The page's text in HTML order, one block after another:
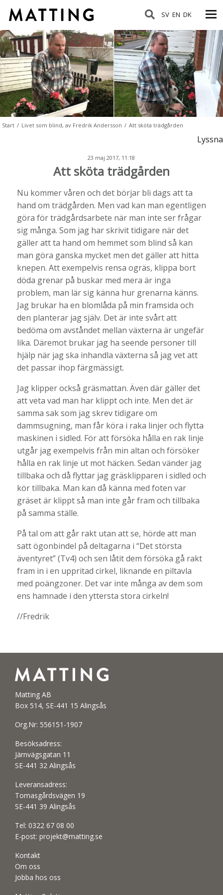
SV EN DK
Start / Livet som blind, av Fredrik Andersson / Att sköta trädgården
Lyssna
23 maj 2017, 11:18
Att sköta trädgården
Nu kommer våren och det börjar bli dags att ta
hand om trädgården. Men vad kan man egentligen
göra för trädgårdsarbete när man inte ser frågar
sig många. Som jag har skrivit tidigare när det
gäller att ta hand om hemmet som blind så kan
man göra ganska mycket men det gäller att hitta
knepen. Att exempelvis rensa ogräs, klippa bort
döda grenar på buskar med mera är inga
problem, man lär sig känna hur grenarna känns.
Jag brukar ha en blomlåda på min framsida och
den planterar jag själv. Det är inte svårt att
bedöma om avståndet mellan växterna är ungefär
lika. Däremot brukar jag ha seende personer till
hjälp när jag ska inhandla växterna så jag vet att
det passar ihop färgmässigt.
Jag klipper också gräsmattan. Även där gäller det
att veta vad man har klippt och inte. Men det är
samma sak som jag skrev tidigare om
dammsugning, man får köra i raka linjer och flytta
maskinen i sidled. För att försöka hålla en rak linje
utgår jag exempelvis från min altan och försöker
hålla en rak linje ut mot häcken. Sedan vänder jag
tillbaka och då flyttar jag gräsklipparen i sidled och
kör tillbaka. Man kan då känna med foten var
gräset är klippt så man inte går fram och tillbaka
på samma ställe.
På tal om att går rakt utan att se, hörde att man
satt ögonbindel på deltagarna i “Det största
äventyret” (Tv4) och sen låtit dem försöka gå rakt
fram in i en uppritad cirkel, liknande en piltavla
med poängzoner. Det var inte många av dem som
ens hamnade i den yttersta stora cirkeln!
//Fredrik
Matting AB
Box 514, SE-441 15 Alingsås
Org.Nr: 556151-1907
Besöksadress:
Järnvägsgatan 11
SE-441 32 Alingsås
Leveransadress:
Tomasgårdsvägen 19
SE-441 39 Alingsås
Tel: 0322 67 08 00
E-post: projekt@matting.se
Kontakt
Om oss
Jobba hos oss